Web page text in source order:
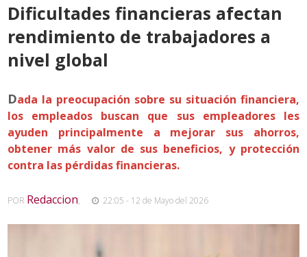
Dificultades financieras afectan
rendimiento de trabajadores a
nivel global
Dada la preocupación sobre su situación financiera,
los empleados buscan que sus empleadores les
ayuden principalmente a mejorar sus ahorros,
obtener más valor de sus beneficios, y protección
contra las pérdidas financieras.
POR Redaccion, 22:05 - 12 de Mayo del 2026